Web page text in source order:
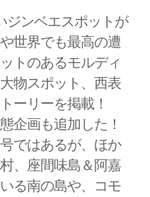
ジンベエスポットが
世界でも最高の遭
トのあるモルディ
物スポット、西表
ーリーを掲載！
企画も追加した！
ではあるが、ほか
、座間味島＆阿嘉
る南の島や、コモ